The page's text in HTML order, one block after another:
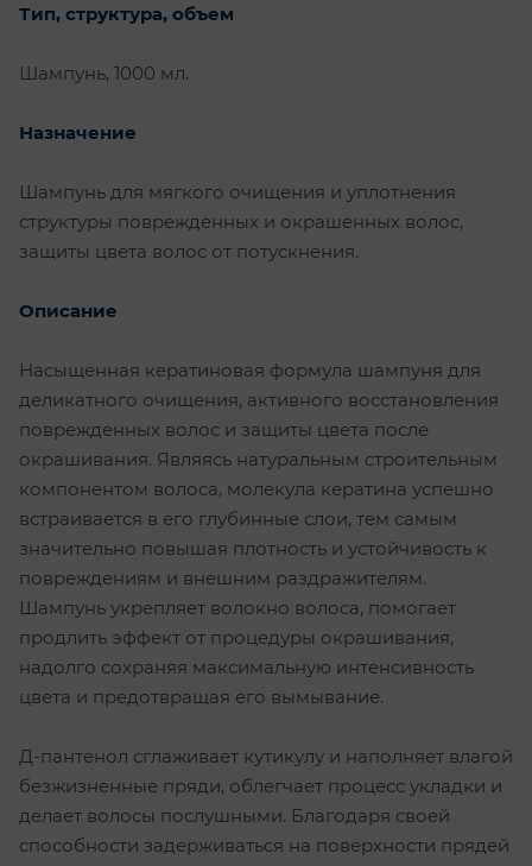
Тип, структура, объем
Шампунь, 1000 мл.
Назначение
Шампунь для мягкого очищения и уплотнения
структуры поврежденных и окрашенных волос,
защиты цвета волос от потускнения.
Описание
Насыщенная кератиновая формула шампуня для
деликатного очищения, активного восстановления
поврежденных волос и защиты цвета после
окрашивания. Являясь натуральным строительным
компонентом волоса, молекула кератина успешно
встраивается в его глубинные слои, тем самым
значительно повышая плотность и устойчивость к
повреждениям и внешним раздражителям.
Шампунь укрепляет волокно волоса, помогает
продлить эффект от процедуры окрашивания,
надолго сохраняя максимальную интенсивность
цвета и предотвращая его вымывание.
Д-пантенол сглаживает кутикулу и наполняет влагой
безжизненные пряди, облегчает процесс укладки и
делает волосы послушными. Благодаря своей
способности задерживаться на поверхности прядей